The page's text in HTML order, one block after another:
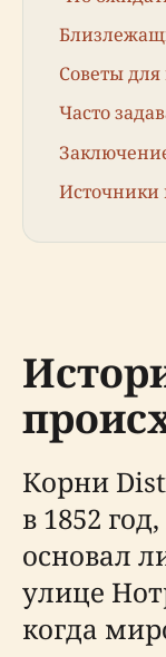
Советы для
Часто
Источники
Корни
в 1852
основал
улице
когда